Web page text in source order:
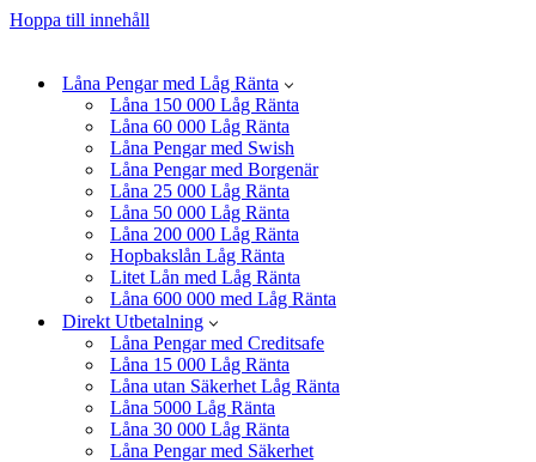
Hoppa till innehåll
Låna Pengar med Låg Ränta
Låna 150 000 Låg Ränta
Låna 60 000 Låg Ränta
Låna Pengar med Swish
Låna Pengar med Borgenär
Låna 25 000 Låg Ränta
Låna 50 000 Låg Ränta
Låna 200 000 Låg Ränta
Hopbakslån Låg Ränta
Litet Lån med Låg Ränta
Låna 600 000 med Låg Ränta
Direkt Utbetalning
Låna Pengar med Creditsafe
Låna 15 000 Låg Ränta
Låna utan Säkerhet Låg Ränta
Låna 5000 Låg Ränta
Låna 30 000 Låg Ränta
Låna Pengar med Säkerhet